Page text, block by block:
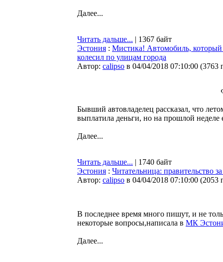
Далее...
Читать дальше... | 1367 байт
Эстония : Мистика! Автомобиль, который
колесил по улицам города
Автор: calipso в 04/04/2018 07:10:00 (3763
Бывший автовладелец рассказал, что
выплатила деньги, но на прошлой
Далее...
Читать дальше... | 1740 байт
Эстония : Читательница: правительство
Автор: calipso в 04/04/2018 07:10:00 (2053
В последнее время много пишут, и не
некоторые вопросы,написала в МК
Далее...